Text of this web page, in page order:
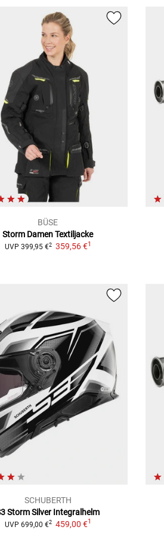
BÜSE
Storm Damen Textiljacke
UVP 399,95 €2 359,56 €1
SCHUBERTH
Storm Silver Integralhelm
UVP 699,00 €2 459,00 €1